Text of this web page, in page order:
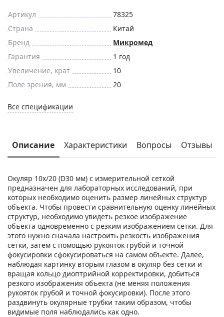
Артикул
78325
Страна
Китай
Бренд
Микромед
Гарантия
1 год
Увеличение, крат
10
Поле зрения, мм
20
Все спецификации
Описание Характеристики Вопросы Отзывы
Окуляр 10х/20 (D30 мм) с измерительной сеткой
предназначен для лабораторных исследований, при
которых необходимо оценить размер линейных структур
объекта. Чтобы провести сравнительную оценку линейных
структур, необходимо увидеть резкое изображение
объекта одновременно с резким изображением сетки. Для
этого нужно сначала настроить резкость изображения
сетки, затем с помощью рукояток грубой и точной
фокусировки сфокусироваться на самом объекте. Далее,
наблюдая картинку вторым глазом в окуляр без сетки и
вращая кольцо диоптрийной корректировки, добиться
резкого изображения объекта (не меняя положения
рукояток грубой и точной фокусировки). После этого
раздвинуть окулярные трубки таким образом, чтобы
видимые поля наблюдались как одно.